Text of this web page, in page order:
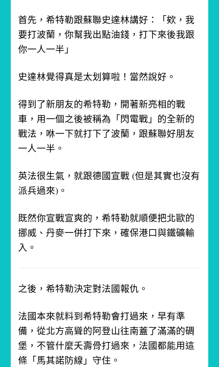
首先，希特勒跟蘇聯史達林講好：
「欸，我
要打波蘭，你幫我出點油錢，打下來後我跟
你一人一半」
史達林覺得真是太划算啦！當然說好。
得到了新朋友的希特勒，開著新亮相的戰
車，用一個之後被稱為「閃電戰」的全新的
戰法，咻一下就打下了波蘭，跟蘇聯好朋友
一人一半。
英法很生氣，就跟德國宣戰 (但是其實也沒有
派兵過來)。
既然你宣戰宣爽的，希特勒就順便把北歐的
挪威、丹麥一併打下來，確保港口與鐵礦輸
入。
之後，希特勒決定對法國報仇。
法國本來就料到希特勒會打過來，早有準
備，從北方高聳的阿登山往南蓋了滿滿的碉
堡，不管什麼夭壽骨打過來，法國都能用這
條「馬其諾防線」守住。